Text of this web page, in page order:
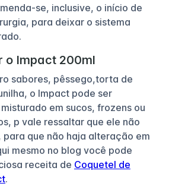
se, inclusive, o início de
para deixar o sistema
o Impact 200ml
sabores, pêssego,torta de
o Impact pode ser
em sucos, frozens ou
p vale ressaltar que ele não
que não haja alteração em
mesmo no blog você pode
receita de Coquetel de
.